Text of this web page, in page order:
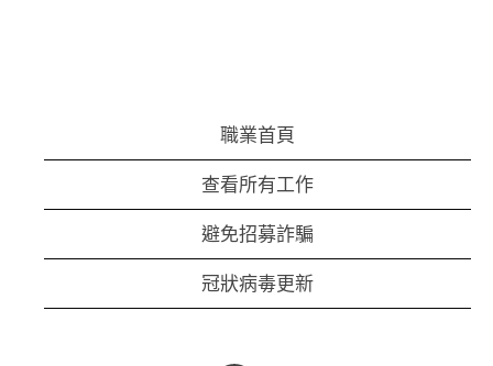
職業首頁
查看所有工作
避免招募詐騙
冠狀病毒更新